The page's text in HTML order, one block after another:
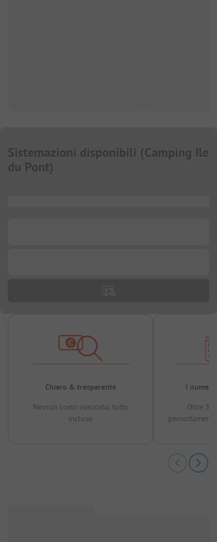
Sistemazioni disponibili (Camping Ile
du Pont)
Chiaro & trasparente
Nessun costo nascosto, tutto
incluso
I numeri
Oltre